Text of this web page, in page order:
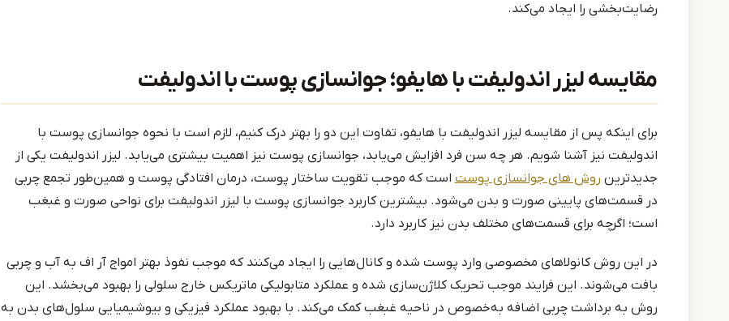
رضایت‌بخشی را ایجاد می‌کند.
مقایسه لیزر اندولیفت با هایفو؛ جوانسازی پوست با اندولیفت
برای اینکه پس از مقایسه لیزر اندولیفت با هایفو، تفاوت این دو را بهتر درک کنیم، لازم است با نحوه جوانسازی پوست با
اندولیفت نیز آشنا شویم. هر چه سن فرد افزایش می‌یابد، جوانسازی پوست نیز اهمیت بیشتری می‌یابد. لیزر اندولیفت یکی از
جدیدترین روش‌ های جوانسازی پوستاست که موجب تقویت ساختار پوست، درمان افتادگی پوست و همین‌طور تجمع چربی
در قسمت‌های پایینی صورت و بدن می‌شود. بیشترین کاربرد جوانسازی پوست با لیزر اندولیفت برای نواحی صورت و غبغب
است؛ اگرچه برای قسمت‌های مختلف بدن نیز کاربرد دارد.
در این روش کانولاهای مخصوصی وارد پوست شده و کانال‌هایی را ایجاد می‌کنند که موجب نفوذ بهتر امواج آر اف به آب و چربی
بافت می‌شوند. این فرایند موجب تحریک کلاژن‌سازی شده و عملکرد متابولیکی ماتریکس خارج سلولی را بهبود می‌بخشد. این
روش به برداشت چربی اضافه به‌خصوص در ناحیه غبغب کمک می‌کند. با بهبود عملکرد فیزیکی و بیوشیمیایی سلول‌های بدن به